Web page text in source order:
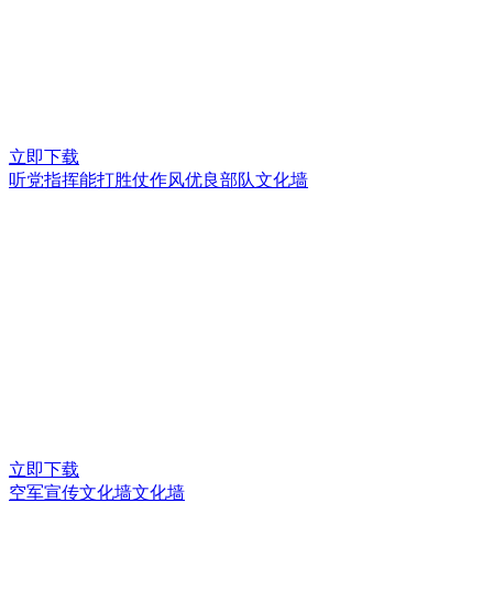
立即下载
听党指挥能打胜仗作风优良部队文化墙
立即下载
空军宣传文化墙文化墙